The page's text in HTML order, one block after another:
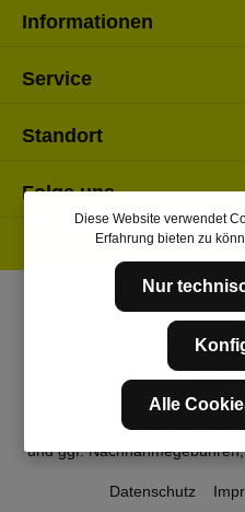
Informationen
Service
Standort
Folge uns
* Alle Preise inkl. gesetzl.
und ggf.
Datenschutz
Diese Website verwendet
Erfahrung bieten zu
Nur
Alle